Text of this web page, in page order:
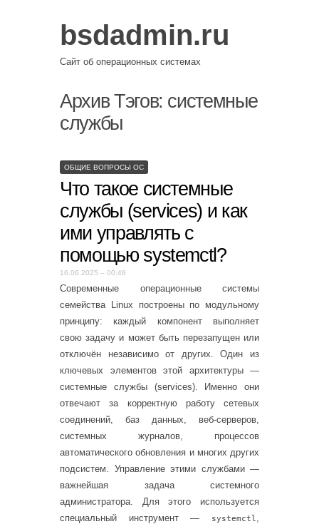
bsdadmin.ru
Сайт об операционных системах
Архив Тэгов: системные
службы
ОБЩИЕ ВОПРОСЫ ОС
Что такое системные
службы (services) и как
ими управлять с
помощью systemctl?
16.06.2025 – 00:48
Современные операционные системы
семейства Linux построены по модульному
принципу: каждый компонент выполняет
свою задачу и может быть перезапущен или
отключён независимо от других. Один из
ключевых элементов этой архитектуры —
системные службы (services). Именно они
отвечают за корректную работу сетевых
соединений, баз данных, веб-серверов,
системных журналов, процессов
автоматического обновления и многих других
подсистем. Управление этими службами —
важнейшая задача системного
администратора. Для этого используется
специальный инструмент —
systemctl,